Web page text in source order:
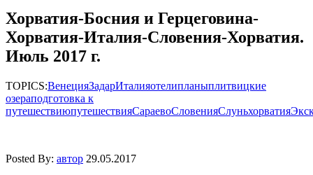
Хорватия-Босния и Герцеговина-
Хорватия-Италия-Словения-Хорватия.
Июль 2017 г.
TOPICS:ВенецияЗадарИталияотелипланыплитвицкие
озераподготовка к
путешествиюпутешествияСараевоСловенияСлуньхорватия
Posted By: автор 29.05.2017